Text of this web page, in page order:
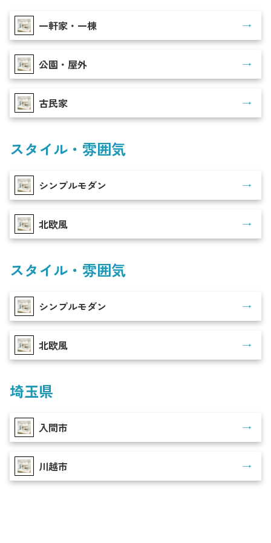
一軒家・一棟
公園・屋外
古民家
スタイル・雰囲気
シンプルモダン
北欧風
スタイル・雰囲気
シンプルモダン
北欧風
埼玉県
入間市
川越市